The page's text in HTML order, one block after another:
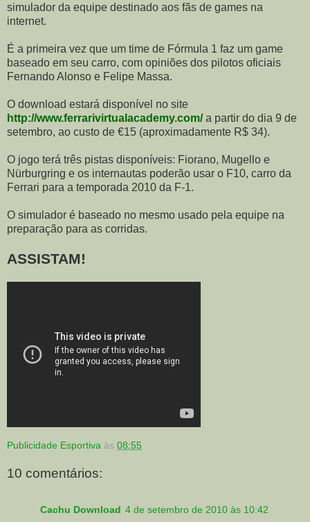
simulador da equipe destinado aos fãs de games na
internet.
É a primeira vez que um time de Fórmula 1 faz um game
baseado em seu carro, com opiniões dos pilotos oficiais
Fernando Alonso e Felipe Massa.
O download estará disponível no site
http://www.ferrarivirtualacademy.com/a partir do dia 9 de
setembro, ao custo de €15 (aproximadamente R$ 34).
O jogo terá três pistas disponíveis: Fiorano, Mugello e
Nürburgring e os internautas poderão usar o F10, carro da
Ferrari para a temporada 2010 da F-1.
O simulador é baseado no mesmo usado pela equipe na
preparação para as corridas.
ASSISTAM!
Publicidade Esportiva às 08:55
10 comentários:
Cachu Download 4 de setembro de 2010 às 10:42